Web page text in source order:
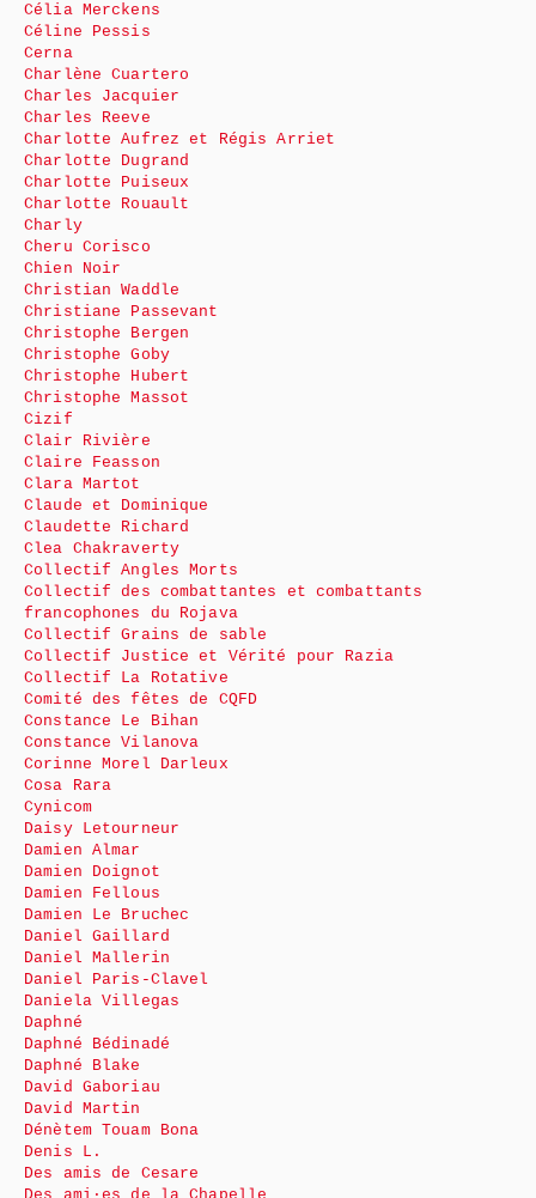
Célia Merckens
Céline Pessis
Cerna
Charlène Cuartero
Charles Jacquier
Charles Reeve
Charlotte Aufrez et Régis Arriet
Charlotte Dugrand
Charlotte Puiseux
Charlotte Rouault
Charly
Cheru Corisco
Chien Noir
Christian Waddle
Christiane Passevant
Christophe Bergen
Christophe Goby
Christophe Hubert
Christophe Massot
Cizif
Clair Rivière
Claire Feasson
Clara Martot
Claude et Dominique
Claudette Richard
Clea Chakraverty
Collectif Angles Morts
Collectif des combattantes et combattants
francophones du Rojava
Collectif Grains de sable
Collectif Justice et Vérité pour Razia
Collectif La Rotative
Comité des fêtes de CQFD
Constance Le Bihan
Constance Vilanova
Corinne Morel Darleux
Cosa Rara
Cynicom
Daisy Letourneur
Damien Almar
Damien Doignot
Damien Fellous
Damien Le Bruchec
Daniel Gaillard
Daniel Mallerin
Daniel Paris-Clavel
Daniela Villegas
Daphné
Daphné Bédinadé
Daphné Blake
David Gaboriau
David Martin
Dénètem Touam Bona
Denis L.
Des amis de Cesare